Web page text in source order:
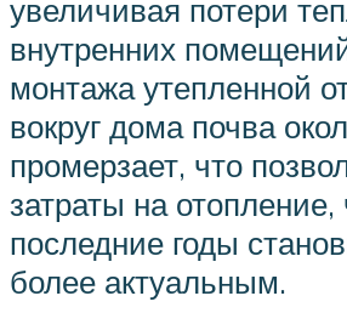
увеличивая потери
внутренних
монтажа утепленной
вокруг дома почва
промерзает, что
затраты на отопление,
последние годы
более актуальным.